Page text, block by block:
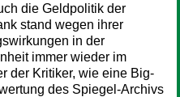
die Geldpolitik der
stand wegen ihrer
in der
immer wieder im
der Kritiker, wie eine Big-
des Spiegel-Archivs